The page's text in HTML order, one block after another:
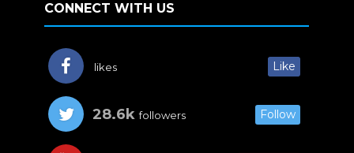
CONNECT WITH US
likes Like
28.6k followers Follow